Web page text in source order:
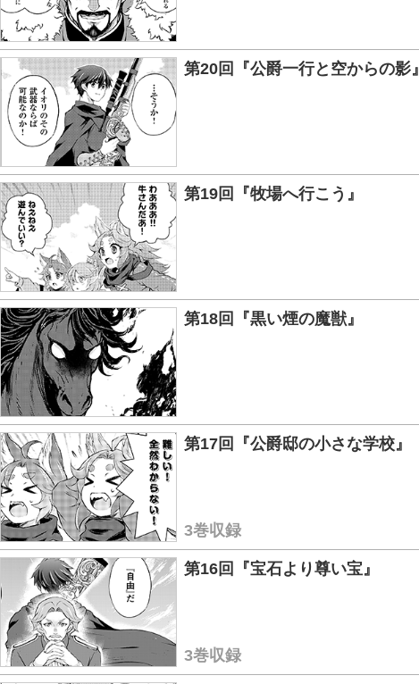
第20回『公爵一行と空からの影』
第19回『牧場へ行こう』
第18回『黒い煙の魔獣』
第17回『公爵邸の小さな学校』
3巻収録
第16回『宝石より尊い宝』
3巻収録